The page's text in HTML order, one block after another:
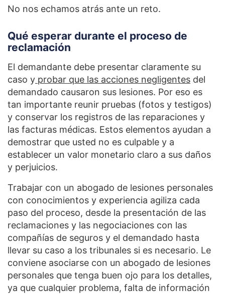
No nos echamos atrás ante un reto.
Qué esperar durante el proceso de
reclamación
El demandante debe presentar claramente su
caso y probar que las acciones negligentes del
demandado causaron sus lesiones. Por eso es
tan importante reunir pruebas (fotos y testigos)
y conservar los registros de las reparaciones y
las facturas médicas. Estos elementos ayudan a
demostrar que usted no es culpable y a
establecer un valor monetario claro a sus daños
y perjuicios.
Trabajar con un abogado de lesiones personales
con conocimientos y experiencia agiliza cada
paso del proceso, desde la presentación de las
reclamaciones y las negociaciones con las
compañías de seguros y el demandado hasta
llevar su caso a los tribunales si es necesario. Le
conviene asociarse con un abogado de lesiones
personales que tenga buen ojo para los detalles,
ya que cualquier problema, falta de información